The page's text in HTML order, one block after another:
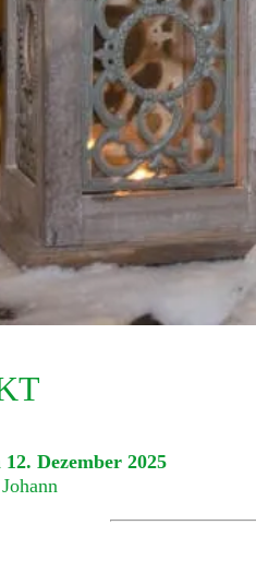
Dezember 2025